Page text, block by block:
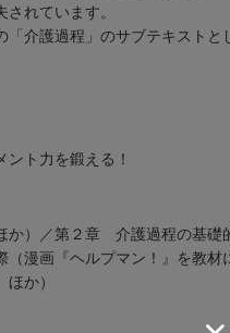
れています。
介護過程」のサブテキストと
ト力を鍛える！
）／第２章 介護過程の基礎
漫画『ヘルプマン！』を教材
か）